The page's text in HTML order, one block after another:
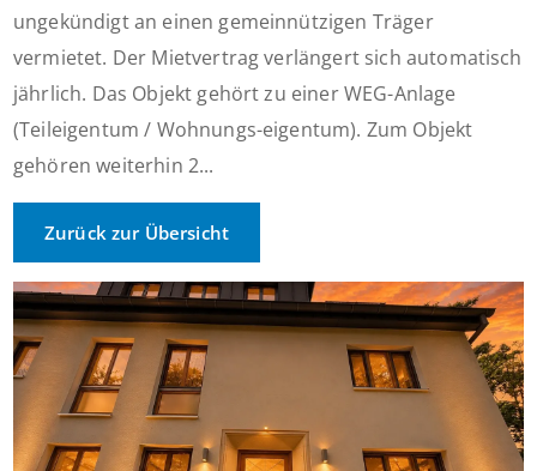
ungekündigt an einen gemeinnützigen Träger
vermietet. Der Mietvertrag verlängert sich automatisch
jährlich. Das Objekt gehört zu einer WEG-Anlage
(Teileigentum / Wohnungs-eigentum). Zum Objekt
gehören weiterhin 2...
Zurück zur Übersicht